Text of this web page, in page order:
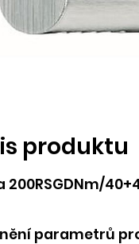
produktu
200RSGDNm/
parametrů